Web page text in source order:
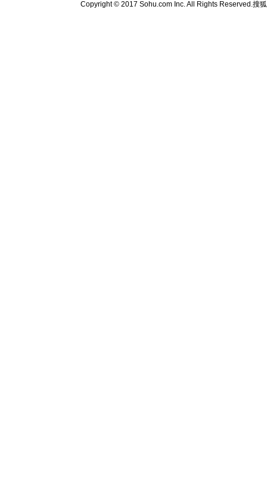
Copyright © 2017 Sohu.com Inc. All Rights Reserved.搜